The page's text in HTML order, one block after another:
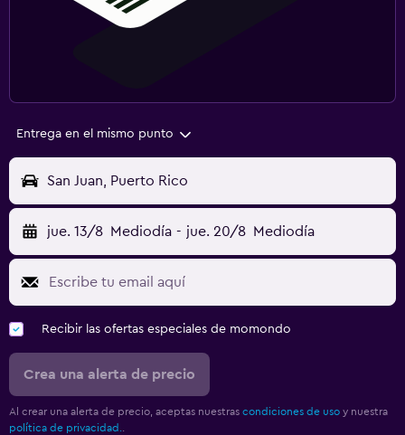
Entrega en el mismo punto
San Juan, Puerto Rico
jue. 13/8 Mediodía - jue. 20/8 Mediodía
Recibir las ofertas especiales de momondo
Crea una alerta de precio
Al crear una alerta de precio, aceptas nuestras condiciones de uso y nuestra
política de privacidad..